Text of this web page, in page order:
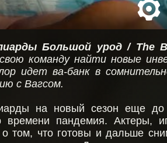
Большой урод / The
команду найти новые
идет ва-банк в
с Вагсом.
на новый сезон еще
времени пандемия. Актеры,
том, что готовы и дальше